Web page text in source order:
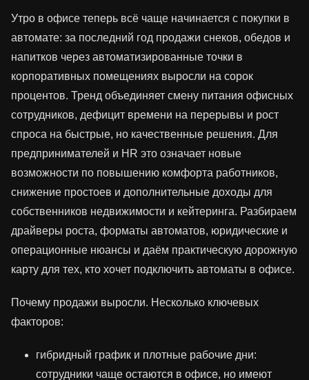
Утро в офисе теперь всё чаще начинается с покупки в
автомате: за последний год продажи снеков, обедов и
напитков через автоматизированные точки в
корпоративных помещениях выросли на сорок
процентов. Тренд объединяет смену питания офисных
сотрудников, дефицит времени на перерывы и рост
спроса на быстрые, но качественные решения. Для
предпринимателей и HR это означает новые
возможности по повышению комфорта работников,
снижение простоев и дополнительные доходы для
собственников недвижимости и кейтеринга. Разбираем
драйверы роста, форматы автоматов, юридические и
операционные нюансы и даём практическую дорожную
карту для тех, кто хочет подключить автоматы в офисе.
Почему продажи выросли. Несколько ключевых
факторов:
гибридный график и плотные рабочие дни:
сотрудники чаще остаются в офисе, но имеют